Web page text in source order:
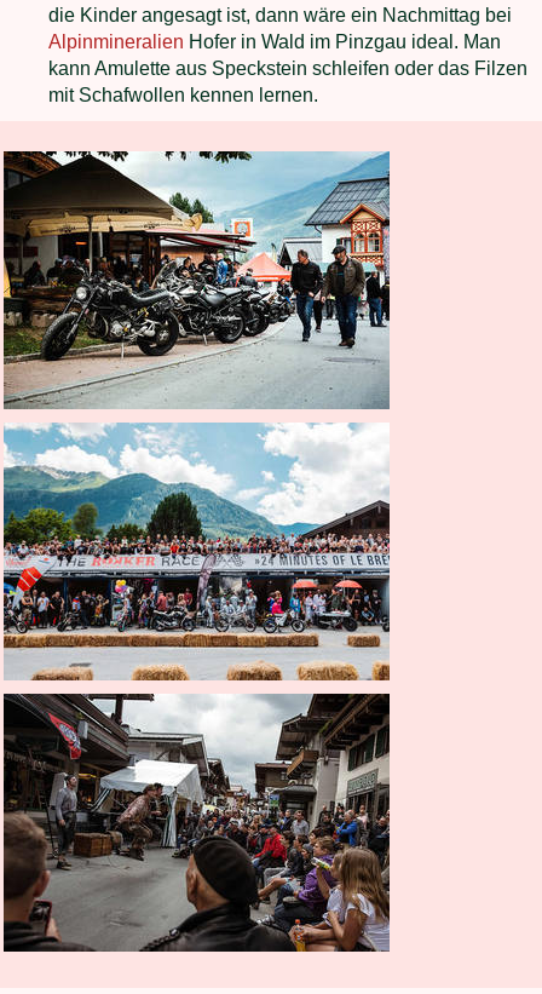
die Kinder angesagt ist, dann wäre ein Nachmittag bei
Alpinmineralien Hofer in Wald im Pinzgau ideal. Man
kann Amulette aus Speckstein schleifen oder das Filzen
mit Schafwollen kennen lernen.